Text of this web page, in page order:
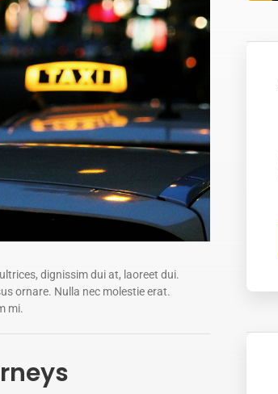
dignissim dui at, laoreet dui.
ornare. Nulla nec molestie erat.
mi.